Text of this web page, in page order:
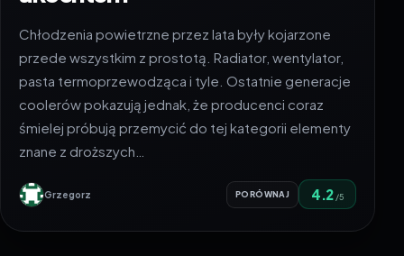
Chłodzenia powietrzne przez lata były kojarzone
przede wszystkim z prostotą. Radiator, wentylator,
pasta termoprzewodząca i tyle. Ostatnie generacje
coolerów pokazują jednak, że producenci coraz
śmielej próbują przemycić do tej kategorii elementy
znane z droższych…
Grzegorz PORÓWNAJ 4.2 /5